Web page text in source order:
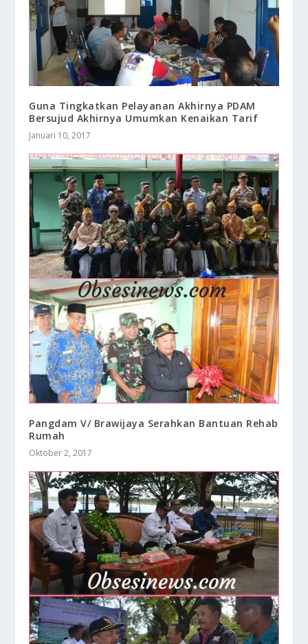
Guna Tingkatkan Pelayanan Akhirnya PDAM
Bersujud Akhirnya Umumkan Kenaikan Tarif
Januari 10, 2017
Pangdam V/ Brawijaya Serahkan Bantuan Rehab
Rumah
Oktober 2, 2017